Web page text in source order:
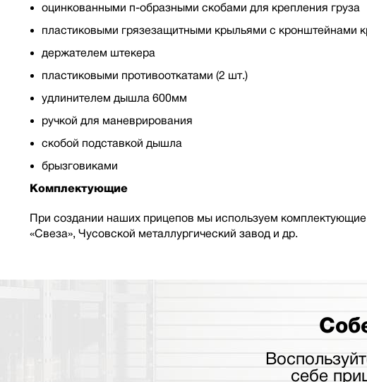
оцинкованными п-образными скобами для крепления груза
пластиковыми грязезащитными крыльями с кронштейнами
держателем штекера
пластиковыми противооткатами (2 шт.)
удлинителем дышла 600мм
ручкой для маневрирования
скобой подставкой дышла
брызговиками
Комплектующие
При создании наших прицепов мы используем
«Свеза», Чусовской металлургический завод и др.
себе